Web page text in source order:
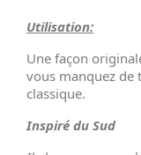
Utilisation:
Une façon
vous manquez de
classique.
Inspiré du Sud